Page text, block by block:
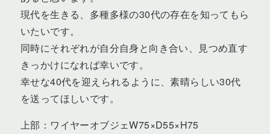
現代を生きる、多種多様の30代の存在を知ってもら
いたいです。
同時にそれぞれが自分自身と向き合い、見つめ直す
きっかけになれば幸いです。
幸せな40代を迎えられるように、素晴らしい30代
を送ってほしいです。
上部：ワイヤーオブジェW75×D55×H75